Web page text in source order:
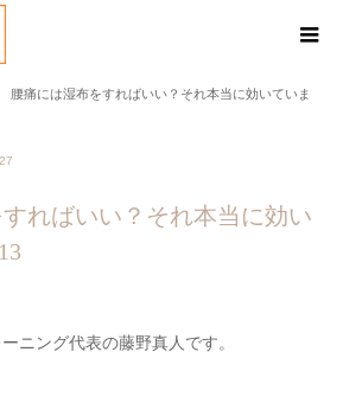
腰痛には湿布をすればいい？それ本当に効いていま
ればいい？それ本当に効い
ニング代表の藤野真人です。